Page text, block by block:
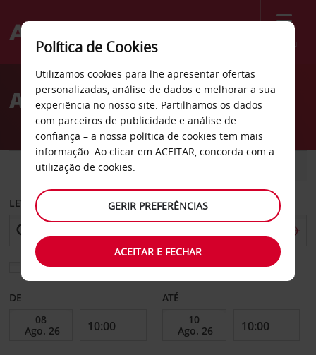
Menu
Welcome
AvisAluguer de carros Bünde
CARRO
LEVANTAR EM
Escolher uma estação de devolução diferente
DE ATÉ
Política de Cookies
Utilizamos cookies para lhe apresentar ofertas
personalizadas, análise de dados e melhorar a sua
experiência no nosso site. Partilhamos os dados
com parceiros de publicidade e análise de
confiança – a nossa política de cookies tem mais
informação. Ao clicar em ACEITAR, concorda com a
utilização de cookies.
GERIR PREFERÊNCIAS
ACEITAR E FECHAR